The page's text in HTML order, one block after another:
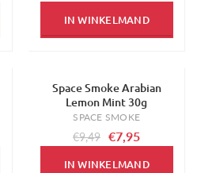
IN WINKELMAND
-16%
Space Smoke Arabian
Lemon Mint 30g
SPACE SMOKE
€9,49 €7,95
IN WINKELMAND